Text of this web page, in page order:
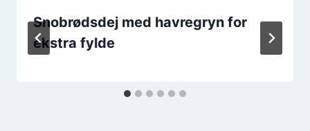
Snobrødsdej med havregryn for
ekstra fylde